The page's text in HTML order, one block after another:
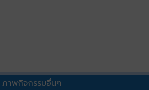
ภาพกิจกรรมอื่นๆ